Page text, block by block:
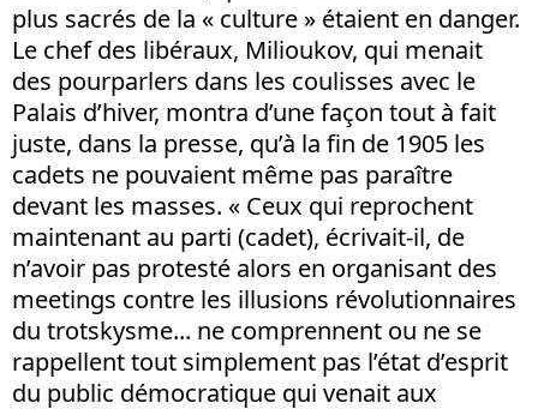
plus sacrés de la « culture » étaient en danger.
Le chef des libéraux, Milioukov, qui menait
des pourparlers dans les coulisses avec le
Palais d’hiver, montra d’une façon tout à fait
juste, dans la presse, qu’à la fin de 1905 les
cadets ne pouvaient même pas paraître
devant les masses. « Ceux qui reprochent
maintenant au parti (cadet), écrivait-il, de
n’avoir pas protesté alors en organisant des
meetings contre les illusions révolutionnaires
du trotskysme... ne comprennent ou ne se
rappellent tout simplement pas l’état d’esprit
du public démocratique qui venait aux